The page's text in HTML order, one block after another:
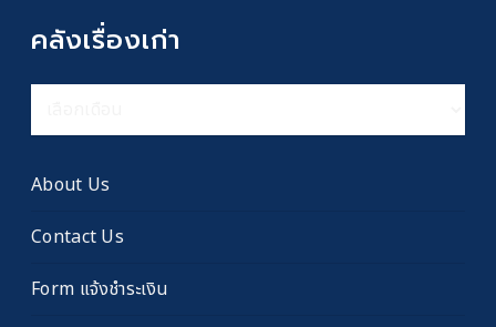
คลังเรื่องเก่า
เรื่อง
About Us
Contact Us
Form แจ้งชำระเงิน